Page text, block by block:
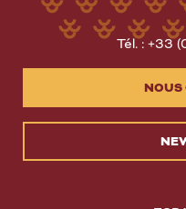
Tél. : +33
NOUS